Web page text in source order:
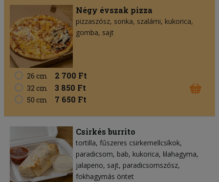
Négy évszak pizza
pizzaszósz sonka szalámi kukorica
gomba sajt
26 cm 2 700 Ft
32 cm 3 850 Ft
50 cm 7 650 Ft
Csirkés burrito
tortilla fűszeres csirkemellcsíkok
paradicsom bab kukorica lilahagyma
jalapeno sajt paradicsomszósz
fokhagymás öntet